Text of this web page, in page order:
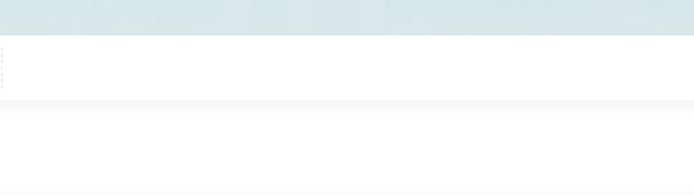
Калькулятор расчета
КСЗ